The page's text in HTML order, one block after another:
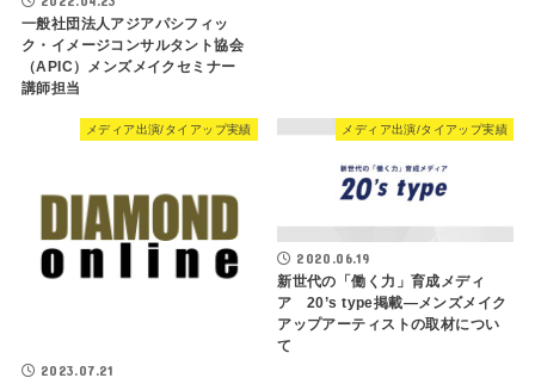
一般社団法人アジアパシフィッ
ク・イメージコンサルタント協会
（APIC）メンズメイクセミナー
講師担当
メディア出演/タイアップ実績
2023.07.21
メディア出演/タイアップ実績
2020.06.19
新世代の「働く力」育成メディ
ア 20’s type掲載―メンズメイク
アップアーティストの取材につい
て